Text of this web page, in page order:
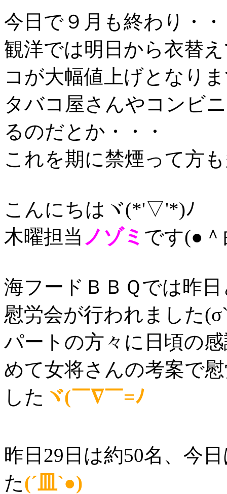
今日で９月も終わり・
観洋では明日から衣替
コが大幅値上げとなり
タバコ屋さんやコンビ
るのだとか・・・
これを期に禁煙って方
こんにちはヾ(*'▽'*)ﾉ
木曜担当 ノゾミ です(●
海フードＢＢＱでは昨
慰労会が行われました
パートの方々に日頃の
めて女将さんの考案で
した ヾ(￣∇￣=ﾉ
昨日29日は約50名、今
た(´皿`●)